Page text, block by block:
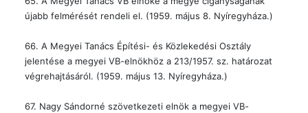
újabb felmérését rendeli el. (1959. május 8. Nyíregyháza.)
66. A Megyei Tanács Építési- és Közlekedési Osztály
jelentése a megyei VB-elnökhöz a 213/1957. sz. határozat
végrehajtásáról. (1959. május 13. Nyíregyháza.)
67. Nagy Sándorné szövetkezeti elnök a megyei VB-